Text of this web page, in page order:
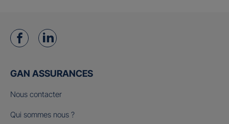
GAN ASSURANCES
Nous contacter
Qui sommes nous ?